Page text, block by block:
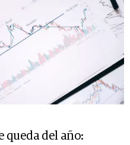
queda del año: